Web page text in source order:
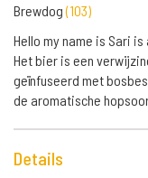
Brewdog(103)
Hello my name is Sari
Het bier is een
geïnfuseerd met
de aromatische
Details